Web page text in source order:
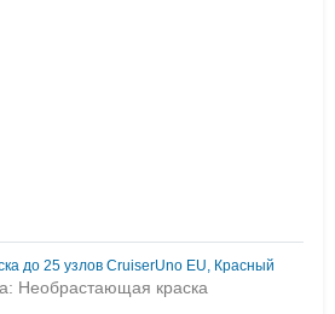
до 25 узлов CruiserUno EU, Красный
Необрастающая краска